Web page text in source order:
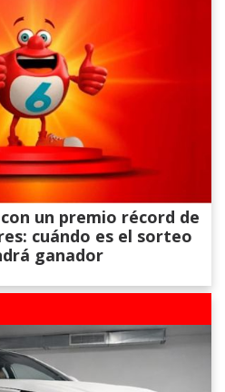
un premio récord de
cuándo es el sorteo
ganador